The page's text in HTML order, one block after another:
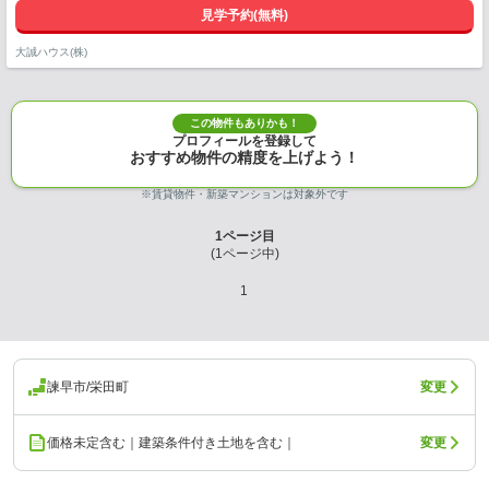
見学予約(無料)
大誠ハウス(株)
この物件もありかも！
プロフィールを登録して
おすすめ物件の精度を上げよう！
※賃貸物件・新築マンションは対象外です
1ページ目
(1ページ中)
1
諫早市/栄田町 変更
価格未定含む｜建築条件付き土地を含む｜ 変更